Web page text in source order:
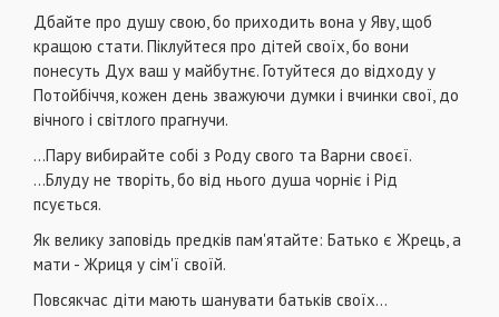
Дбайте про душу свою, бо приходить вона у Яву, щоб
кращою стати. Піклуйтеся про дітей своїх, бо вони
понесуть Дух ваш у майбутнє. Готуйтеся до відходу у
Потойбіччя, кожен день зважуючи думки і вчинки свої, до
вічного і світлого прагнучи.
...Пару вибирайте собі з Роду свого та Варни своєї.
...Блуду не творіть, бо від нього душа чорніє і Рід
псується.
Як велику заповідь предків пам'ятайте: Батько є Жрець, а
мати - Жриця у сім'ї своїй.
Повсякчас діти мають шанувати батьків своїх...